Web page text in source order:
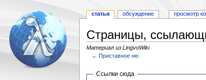
Страницы,
Материал из LingvoWiki
← Приставное ню
Перейти
Перейти
Ссылки сюда
статья обсуждение просмотр